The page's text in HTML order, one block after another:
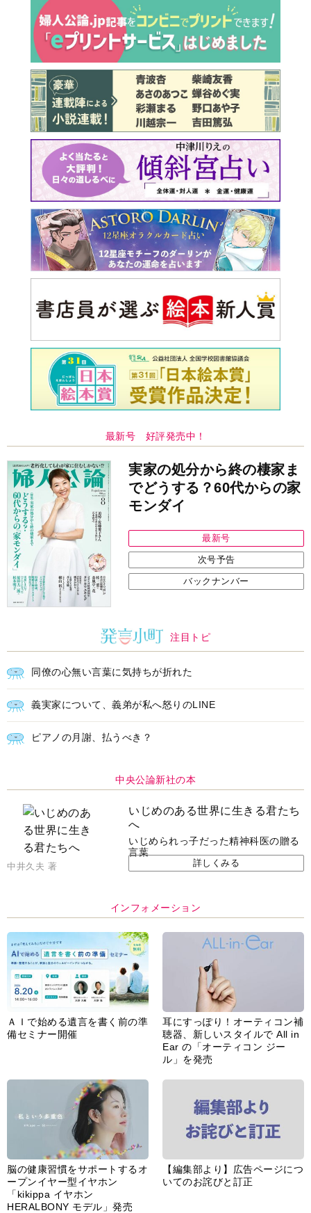
最新号 好評発売中！
実家の処分から終の棲家ま
でどうする？60代からの家
モンダイ
最新号
次号予告
バックナンバー
注目トピ
同僚の心無い言葉に気持ちが折れた
義実家について、義弟が私へ怒りのLINE
ピアノの月謝、払うべき？
中央公論新社の本
いじめのある世界に生きる君たち
へ
いじめられっ子だった精神科医の贈る
言葉
中井久夫 著 詳しくみる
インフォメーション
ＡＩで始める遺言を書く前の準
備セミナー開催
耳にすっぽり！オーティコン補
聴器、新しいスタイルで All in
Ear の「オーティコン ジー
ル」を発売
脳の健康習慣をサポートするオ
ープンイヤー型イヤホン
「kikippa イヤホン
HERALBONY モデル」発売
【編集部より】広告ページにつ
いてのお詫びと訂正